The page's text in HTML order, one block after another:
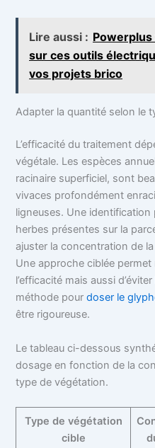
Lire aussi : Powerplus
sur ces outils
vos projets brico
Adapter la quantité selon le
L’efficacité du traitement
végétale. Les espèces
racinaire superficiel, sont
vivaces profondément
ligneuses. Une identification
herbes présentes sur la
ajuster la concentration de
Une approche ciblée permet
l’efficacité mais aussi
méthode pourdoser le
être rigoureuse.
Le tableau ci-dessous
dosage en fonction de la
type de végétation.
Type de végétation
cible